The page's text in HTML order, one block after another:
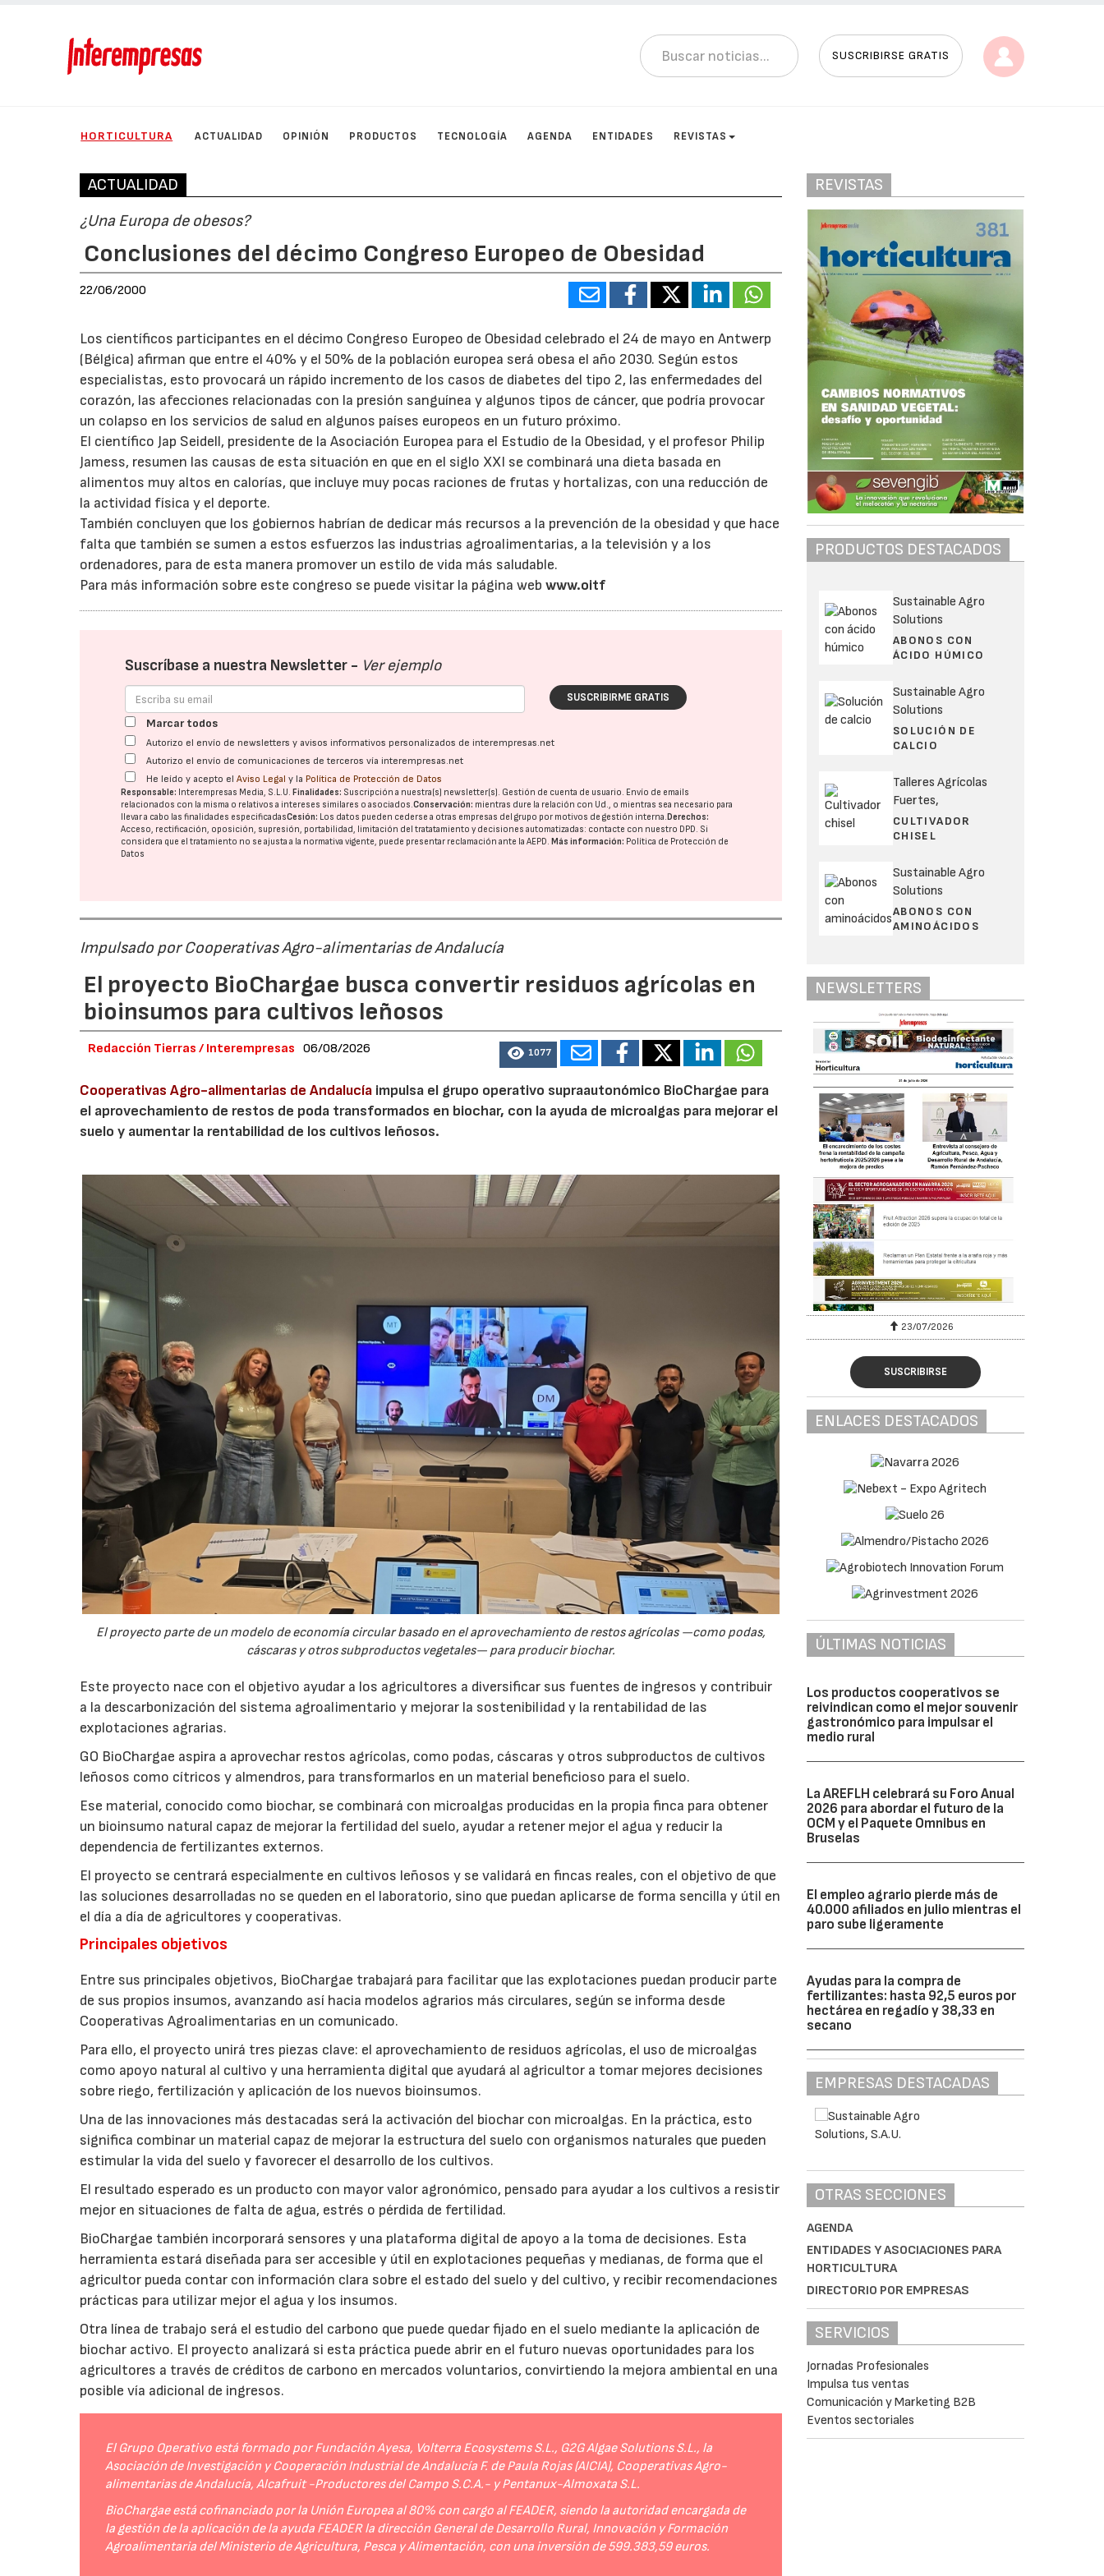
SUSCRIBIRSE GRATIS
HORTICULTURA ACTUALIDAD OPINIÓN PRODUCTOS TECNOLOGÍA AGENDA ENTIDADES REVISTAS
ACTUALIDAD
¿Una Europa de obesos?
Conclusiones del décimo Congreso Europeo de Obesidad
22/06/2000
Los científicos participantes en el décimo Congreso Europeo de Obesidad celebrado el 24 de mayo en Antwerp
(Bélgica) afirman que entre el 40% y el 50% de la población europea será obesa el año 2030. Según estos
especialistas, esto provocará un rápido incremento de los casos de diabetes del tipo 2, las enfermedades del
corazón, las afecciones relacionadas con la presión sanguínea y algunos tipos de cáncer, que podría provocar
un colapso en los servicios de salud en algunos países europeos en un futuro próximo.
El científico Jap Seidell, presidente de la Asociación Europea para el Estudio de la Obesidad, y el profesor Philip
Jamess, resumen las causas de esta situación en que en el siglo XXI se combinará una dieta basada en
alimentos muy altos en calorías, que incluye muy pocas raciones de frutas y hortalizas, con una reducción de
la actividad física y el deporte.
También concluyen que los gobiernos habrían de dedicar más recursos a la prevención de la obesidad y que hace
falta que también se sumen a estos esfuerzos las industrias agroalimentarias, a la televisión y a los
ordenadores, para de esta manera promover un estilo de vida más saludable.
Para más información sobre este congreso se puede visitar la página webwww.oitf
Suscríbase a nuestra Newsletter - Ver ejemplo
SUSCRIBIRME GRATIS
Marcar todos
Autorizo el envío de newsletters y avisos informativos personalizados de interempresas.net
Autorizo el envío de comunicaciones de terceros vía interempresas.net
He leído y acepto elAviso Legal y la Política de Protección de Datos
Responsable: Interempresas Media, S.L.U. Finalidades: Suscripción a nuestra(s) newsletter(s). Gestión de cuenta de usuario. Envío de emails
relacionados con la misma o relativos a intereses similares o asociados.Conservación: mientras dure la relación con Ud., o mientras sea necesario para
llevar a cabo las finalidades especificadasCesión: Los datos pueden cederse a otras empresas del grupo por motivos de gestión interna. Derechos:
Acceso, rectificación, oposición, supresión, portabilidad, limitación del tratatamiento y decisiones automatizadas: contacte con nuestro DPD. Si
considera que el tratamiento no se ajusta a la normativa vigente, puede presentar reclamación ante laAEPD. Más información: Política de Protección de
Datos
Impulsado por Cooperativas Agro-alimentarias de Andalucía
El proyecto BioChargae busca convertir residuos agrícolas en
bioinsumos para cultivos leñosos
Redacción Tierras / Interempresas 06/08/2026 1077
Cooperativas Agro-alimentarias de Andalucía impulsa el grupo operativo supraautonómico BioChargae para
el aprovechamiento de restos de poda transformados en biochar, con la ayuda de microalgas para mejorar el
suelo y aumentar la rentabilidad de los cultivos leñosos.
El proyecto parte de un modelo de economía circular basado en el aprovechamiento de restos agrícolas —como podas,
cáscaras y otros subproductos vegetales— para producir biochar.
Este proyecto nace con el objetivo ayudar a los agricultores a diversificar sus fuentes de ingresos y contribuir
a la descarbonización del sistema agroalimentario y mejorar la sostenibilidad y la rentabilidad de las
explotaciones agrarias.
GO BioChargae aspira a aprovechar restos agrícolas, como podas, cáscaras y otros subproductos de cultivos
leñosos como cítricos y almendros, para transformarlos en un material beneficioso para el suelo.
Ese material, conocido como biochar, se combinará con microalgas producidas en la propia finca para obtener
un bioinsumo natural capaz de mejorar la fertilidad del suelo, ayudar a retener mejor el agua y reducir la
dependencia de fertilizantes externos.
El proyecto se centrará especialmente en cultivos leñosos y se validará en fincas reales, con el objetivo de que
las soluciones desarrolladas no se queden en el laboratorio, sino que puedan aplicarse de forma sencilla y útil en
el día a día de agricultores y cooperativas.
Principales objetivos
Entre sus principales objetivos, BioChargae trabajará para facilitar que las explotaciones puedan producir parte
de sus propios insumos, avanzando así hacia modelos agrarios más circulares, según se informa desde
Cooperativas Agroalimentarias en un comunicado.
Para ello, el proyecto unirá tres piezas clave: el aprovechamiento de residuos agrícolas, el uso de microalgas
como apoyo natural al cultivo y una herramienta digital que ayudará al agricultor a tomar mejores decisiones
sobre riego, fertilización y aplicación de los nuevos bioinsumos.
Una de las innovaciones más destacadas será la activación del biochar con microalgas. En la práctica, esto
significa combinar un material capaz de mejorar la estructura del suelo con organismos naturales que pueden
estimular la vida del suelo y favorecer el desarrollo de los cultivos.
El resultado esperado es un producto con mayor valor agronómico, pensado para ayudar a los cultivos a resistir
mejor en situaciones de falta de agua, estrés o pérdida de fertilidad.
BioChargae también incorporará sensores y una plataforma digital de apoyo a la toma de decisiones. Esta
herramienta estará diseñada para ser accesible y útil en explotaciones pequeñas y medianas, de forma que el
agricultor pueda contar con información clara sobre el estado del suelo y del cultivo, y recibir recomendaciones
prácticas para utilizar mejor el agua y los insumos.
Otra línea de trabajo será el estudio del carbono que puede quedar fijado en el suelo mediante la aplicación de
biochar activo. El proyecto analizará si esta práctica puede abrir en el futuro nuevas oportunidades para los
agricultores a través de créditos de carbono en mercados voluntarios, convirtiendo la mejora ambiental en una
posible vía adicional de ingresos.
El Grupo Operativo está formado por Fundación Ayesa, Volterra Ecosystems S.L., G2G Algae Solutions S.L., la
Asociación de Investigación y Cooperación Industrial de Andalucía F. de Paula Rojas (AICIA), Cooperativas Agro-
alimentarias de Andalucía, Alcafruit -Productores del Campo S.C.A.- y Pentanux-Almoxata S.L.
BioChargae está cofinanciado por la Unión Europea al 80% con cargo al FEADER, siendo la autoridad encargada de
la gestión de la aplicación de la ayuda FEADER la dirección General de Desarrollo Rural, Innovación y Formación
Agroalimentaria del Ministerio de Agricultura, Pesca y Alimentación, con una inversión de 599.383,59 euros.
REVISTAS
PRODUCTOS DESTACADOS
Sustainable Agro
Solutions
ABONOS CON
ÁCIDO HÚMICO
Sustainable Agro
Solutions
SOLUCIÓN DE
CALCIO
Talleres Agrícolas
Fuertes,
CULTIVADOR
CHISEL
Sustainable Agro
Solutions
ABONOS CON
AMINOÁCIDOS
NEWSLETTERS
23/07/2026 23/07/2026
SUSCRIBIRSE
ENLACES DESTACADOS
ÚLTIMAS NOTICIAS
Los productos cooperativos se
reivindican como el mejor souvenir
gastronómico para impulsar el
medio rural
La AREFLH celebrará su Foro Anual
2026 para abordar el futuro de la
OCM y el Paquete Omnibus en
Bruselas
El empleo agrario pierde más de
40.000 afiliados en julio mientras el
paro sube ligeramente
Ayudas para la compra de
fertilizantes: hasta 92,5 euros por
hectárea en regadío y 38,33 en
secano
EMPRESAS DESTACADAS
OTRAS SECCIONES
AGENDA
ENTIDADES Y ASOCIACIONES PARA
HORTICULTURA
DIRECTORIO POR EMPRESAS
SERVICIOS
Jornadas Profesionales
Impulsa tus ventas
Comunicación y Marketing B2B
Eventos sectoriales